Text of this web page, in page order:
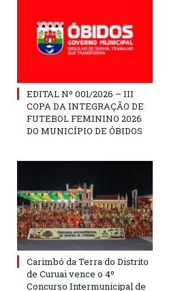
EDITAL Nº 001/2026 – III
COPA DA INTEGRAÇÃO DE
FUTEBOL FEMININO 2026
DO MUNICÍPIO DE ÓBIDOS
Carimbó da Terra do Distrito
de Curuai vence o 4º
Concurso Intermunicipal de